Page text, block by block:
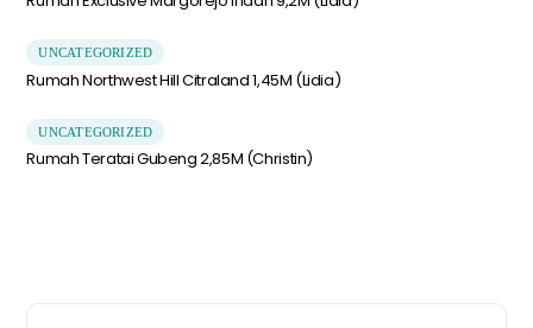
UNCATEGORIZED
Rumah Northwest Hill Citraland 1,45M (Lidia)
UNCATEGORIZED
Rumah Teratai Gubeng 2,85M (Christin)